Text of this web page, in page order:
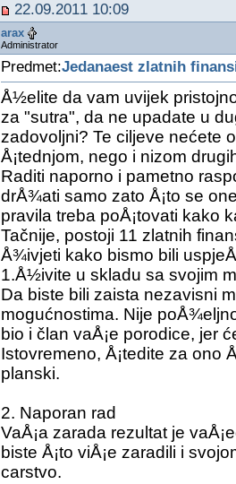
22.09.2011 10:09
arax
Administrator
Predmet:Jedanaest zlatnih
Å½elite da vam uvijek
za "sutra", da ne upadate u
zadovoljni? Te ciljeve nećete
Å¡tednjom, nego i nizom
Raditi naporno i pametno
drÅ¾ati samo zato Å¡to se
pravila treba poÅ¡tovati kako
Tačnije, postoji 11 zlatnih
Å¾ivjeti kako bismo bili
1.Å½ivite u skladu sa svojim
Da biste bili zaista nezavisni
mogućnostima. Nije
bio i član vaÅ¡e porodice, jer
Istovremeno, Å¡tedite za ono
planski.
2. Naporan rad
VaÅ¡a zarada rezultat je
biste Å¡to viÅ¡e zaradili i
carstvo.